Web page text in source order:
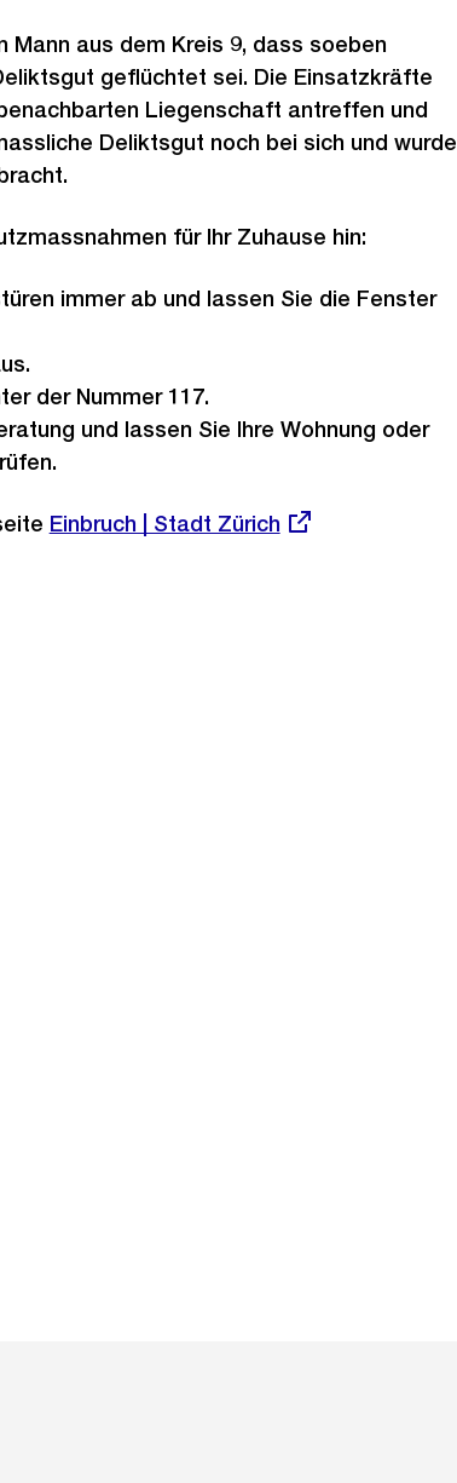
Mann aus dem Kreis 9, dass soeben
geflüchtet sei. Die Einsatzkräfte
Liegenschaft antreffen und
Deliktsgut noch bei sich und wurde
für Ihr Zuhause hin:
immer ab und lassen Sie die Fenster
der Nummer 117.
und lassen Sie Ihre Wohnung oder
Externer
Einbruch | Stadt Zürich